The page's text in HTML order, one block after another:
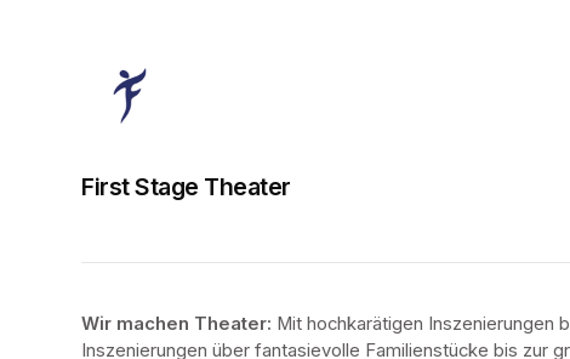
First Stage Theater
Wir machen Theater: Mit hochkarätigen Inszenierungen
Inszenierungen über fantasievolle Familienstücke bis zur